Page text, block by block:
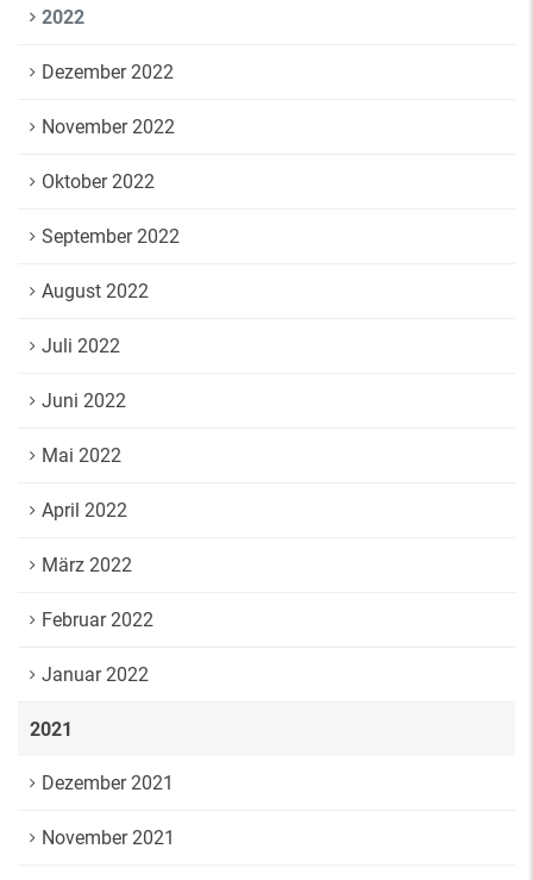
2022
Dezember 2022
November 2022
Oktober 2022
September 2022
August 2022
Juli 2022
Juni 2022
Mai 2022
April 2022
März 2022
Februar 2022
Januar 2022
2021
Dezember 2021
November 2021